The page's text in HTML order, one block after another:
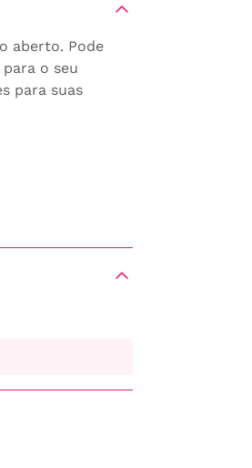
aberto. Pode
o seu
para suas